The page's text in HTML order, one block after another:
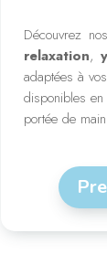
Découvrez
relaxation,
adaptées à
disponibles
portée de